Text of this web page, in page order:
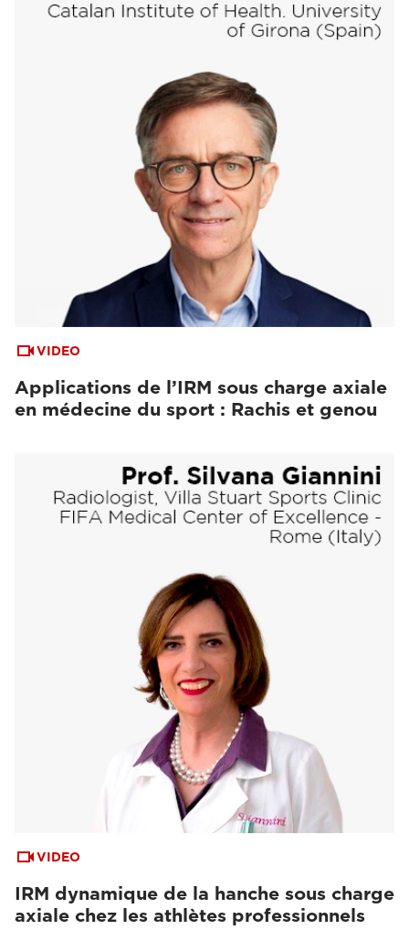
VIDEO
Applications de l’IRM sous charge axiale
en médecine du sport : Rachis et genou
VIDEO
IRM dynamique de la hanche sous charge
axiale chez les athlètes professionnels